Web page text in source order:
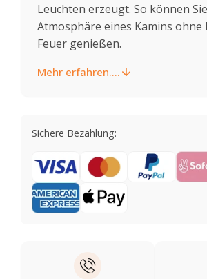
Leuchten erzeugt. So können
Atmosphäre eines Kamins ohne
Feuer genießen.
Mehr erfahren....
Sichere Bezahlung: